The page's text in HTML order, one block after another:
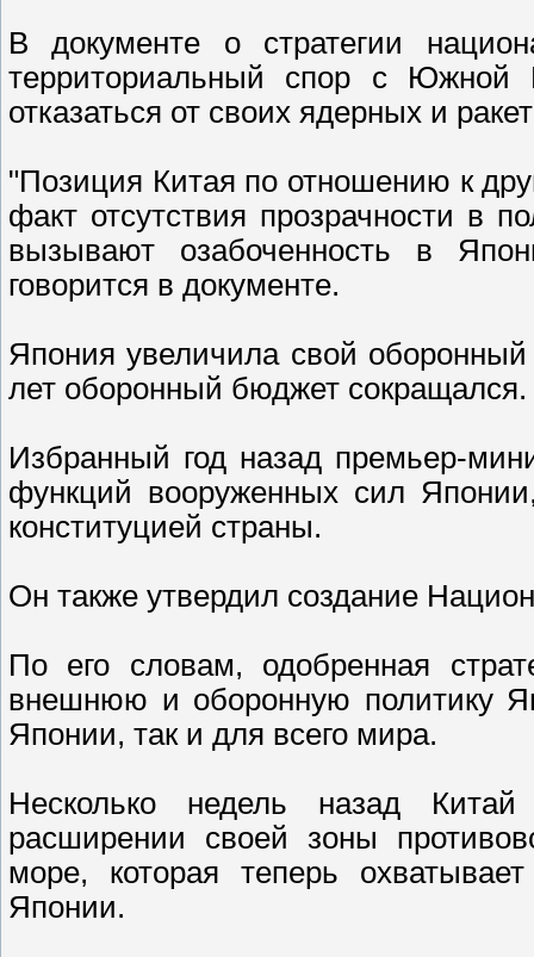
В документе о стратегии
территориальный спор с Южной
отказаться от своих ядерных и
"Позиция Китая по отношению к
факт отсутствия прозрачности в
вызывают озабоченность в
говорится в документе.
Япония увеличила свой
лет оборонный бюджет сокращался.
Избранный год назад премьер-
функций вооруженных сил Японии,
конституцией страны.
Он также утвердил создание
По его словам, одобренная
внешнюю и оборонную политику
Японии, так и для всего мира.
Несколько недель назад
расширении своей зоны
море, которая теперь
Японии.